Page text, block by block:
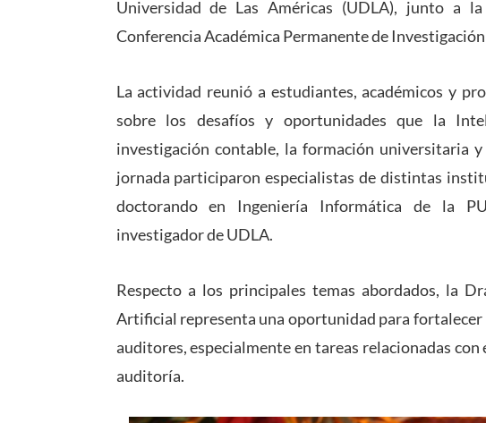
Universidad de Las Américas (UDLA), junto a
Conferencia Académica Permanente de
La actividad reunió a estudiantes, académicos y
sobre los desafíos y oportunidades que la
investigación contable, la formación universitaria
jornada participaron especialistas de distintas
doctorando en Ingeniería Informática de la
investigador de UDLA.
Respecto a los principales temas abordados, la
Artificial representa una oportunidad para
auditores, especialmente en tareas relacionadas
auditoría.